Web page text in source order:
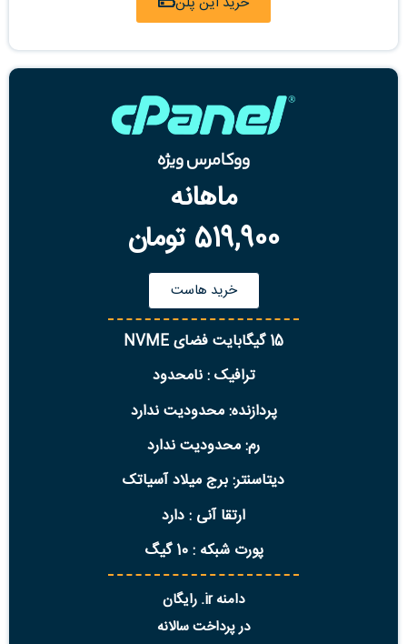
ووکامرس ویژه
ماهانه
519,900 تومان
خرید هاست
15 گیگابایت فضای NVME
ترافیک : نامحدود
پردازنده: محدودیت ندارد
رم: محدودیت ندارد
دیتاسنتر: برج میلاد آسیاتک
ارتقا آنی : دارد
پورت شبکه : 10 گیگ
دامنه ir. رایگان
در پرداخت سالانه